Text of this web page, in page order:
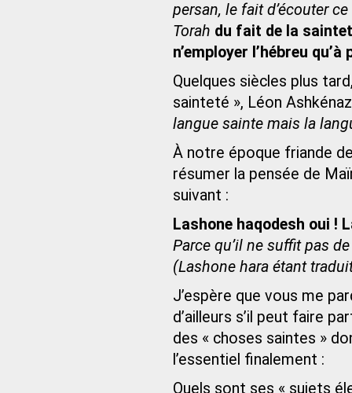
persan, le fait d’écouter
Torah du fait de la
n’employer l’hébreu
Quelques siècles plus
sainteté », Léon
langue sainte mais la
À notre époque friande
résumer la pensée de
suivant :
Lashone haqodesh oui !
Parce qu’il ne suffit pas
(Lashone hara étant
J’espère que vous me
d’ailleurs s’il peut faire
des « choses saintes »
l’essentiel finalement :
Quels sont ses « sujets